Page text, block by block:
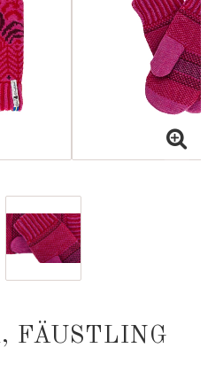
FÄUSTLING